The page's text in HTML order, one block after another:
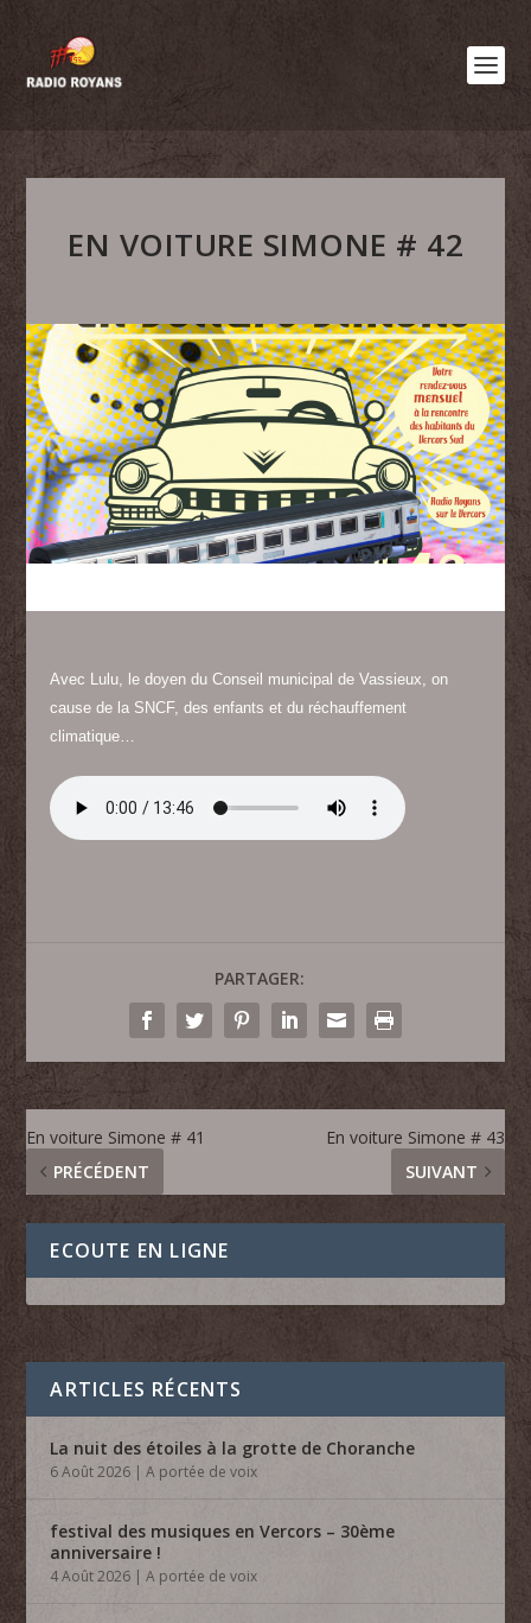
EN VOITURE SIMONE # 42
Avec Lulu, le doyen du Conseil municipal de Vassieux, on
cause de la SNCF, des enfants et du réchauffement
climatique…
PARTAGER:
En voiture Simone # 41
PRÉCÉDENT
En voiture Simone # 43
SUIVANT
ECOUTE EN LIGNE
ARTICLES RÉCENTS
La nuit des étoiles à la grotte de Choranche
6 Août 2026 |A portée de voix
festival des musiques en Vercors – 30ème
anniversaire !
4 Août 2026 |A portée de voix